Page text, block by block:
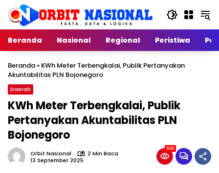
Langsung
konten
Beranda
Nasional Regional Peristiwa
Beranda» KWh Meter Terbengkalai, Publik Pertanyakan
Akuntabilitas PLN Bojonegoro
Daerah
KWh Meter Terbengkalai, Publik
Pertanyakan Akuntabilitas PLN
Bojonegoro
Orbit Nasional
2 Min Baca
13 September 2025
5011